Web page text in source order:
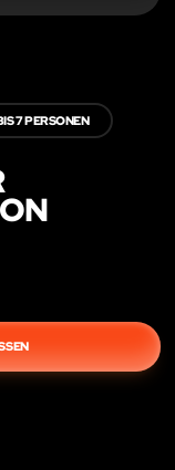
7 PERSONEN